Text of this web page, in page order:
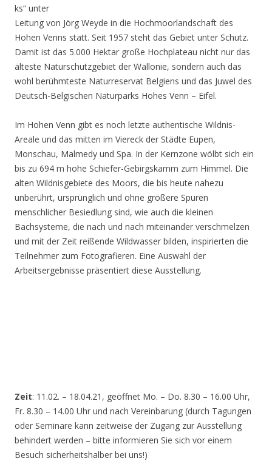
ks“ unter
Leitung von Jörg Weyde in die Hochmoorlandschaft des
Hohen Venns statt. Seit 1957 steht das Gebiet unter Schutz.
Damit ist das 5.000 Hektar große Hochplateau nicht nur das
älteste Naturschutzgebiet der Wallonie, sondern auch das
wohl berühmteste Naturreservat Belgiens und das Juwel des
Deutsch-Belgischen Naturparks Hohes Venn – Eifel.
Im Hohen Venn gibt es noch letzte authentische Wildnis-
Areale und das mitten im Viereck der Städte Eupen,
Monschau, Malmedy und Spa. In der Kernzone wölbt sich ein
bis zu 694 m hohe Schiefer-Gebirgskamm zum Himmel. Die
alten Wildnisgebiete des Moors, die bis heute nahezu
unberührt, ursprünglich und ohne größere Spuren
menschlicher Besiedlung sind, wie auch die kleinen
Bachsysteme, die nach und nach miteinander verschmelzen
und mit der Zeit reißende Wildwasser bilden, inspirierten die
Teilnehmer zum Fotografieren. Eine Auswahl der
Arbeitsergebnisse präsentiert diese Ausstellung.
Zeit: 11.02. – 18.04.21, geöffnet Mo. – Do. 8.30 – 16.00 Uhr,
Fr. 8.30 – 14.00 Uhr und nach Vereinbarung (durch Tagungen
oder Seminare kann zeitweise der Zugang zur Ausstellung
behindert werden – bitte informieren Sie sich vor einem
Besuch sicherheitshalber bei uns!)